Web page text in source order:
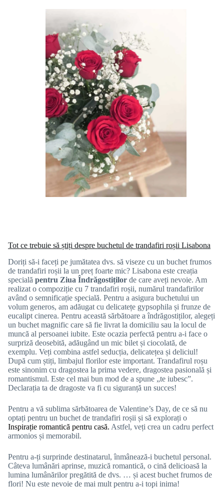
Tot ce trebuie să știți despre buchetul de trandafiri roșii Lisabona
Doriți să-i faceți pe jumătatea dvs. să viseze cu un buchet frumos
de trandafiri roșii la un preț foarte mic? Lisabona este creația
specială pentru Ziua Îndrăgostiților de care aveți nevoie. Am
realizat o compoziție cu 7 trandafiri roșii, numărul trandafirilor
având o semnificație specială. Pentru a asigura buchetului un
volum generos, am adăugat cu delicatețe gypsophila și frunze de
eucalipt cinerea. Pentru această sărbătoare a îndrăgostiților, alegeți
un buchet magnific care să fie livrat la domiciliu sau la locul de
muncă al persoanei iubite. Este ocazia perfectă pentru a-i face o
surpriză deosebită, adăugând un mic bilet și ciocolată, de
exemplu. Veți combina astfel seducția, delicatețea și deliciul!
După cum știți, limbajul florilor este important. Trandafirul roșu
este sinonim cu dragostea la prima vedere, dragostea pasională și
romantismul. Este cel mai bun mod de a spune „te iubesc”.
Declarația ta de dragoste va fi cu siguranță un succes!
Pentru a vă sublima sărbătoarea de Valentine’s Day, de ce să nu
optați pentru un buchet de trandafiri roșii și să explorați o
Inspirație romantică pentru casă. Astfel, veți crea un cadru perfect
armonios și memorabil.
Pentru a-ți surprinde destinatarul, înmânează-i buchetul personal.
Câteva lumânări aprinse, muzică romantică, o cină delicioasă la
lumina lumânărilor pregătită de dvs. … și acest buchet frumos de
flori! Nu este nevoie de mai mult pentru a-i topi inima!